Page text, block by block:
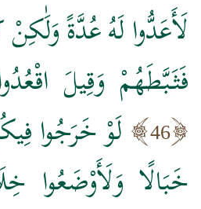
لَأَعَدُّوا لَهُ عُدَّةً وَلَٰكِنْ
فَثَبَّطَهُمْ وَقِيلَ
46
لَوْ خَرَجُوا
خَبَالًا وَلَأَوْضَعُوا